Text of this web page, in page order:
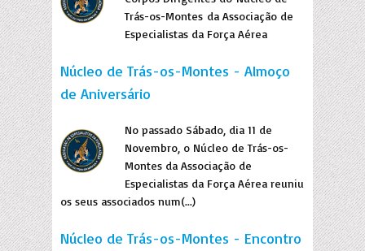
Trás-os-Montes da Associação de
Especialistas da Força Aérea
Núcleo de Trás-os-Montes - Almoço
de Aniversário
No passado Sábado, dia 11 de
Novembro, o Núcleo de Trás-os-
Montes da Associação de
Especialistas da Força Aérea reuniu
os seus associados num(...)
Núcleo de Trás-os-Montes - Encontro